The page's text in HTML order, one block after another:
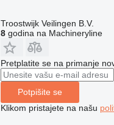
Troostwijk Veilingen B.V.
8godina na Machineryline
Pretplatite se na primanje
Potpišite se
Klikom pristajete na našu